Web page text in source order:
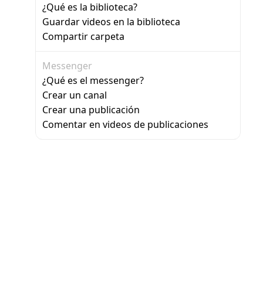
¿Qué es la biblioteca?
Guardar videos en la biblioteca
Compartir carpeta
Messenger
¿Qué es el messenger?
Crear un canal
Crear una publicación
Comentar en videos de publicaciones